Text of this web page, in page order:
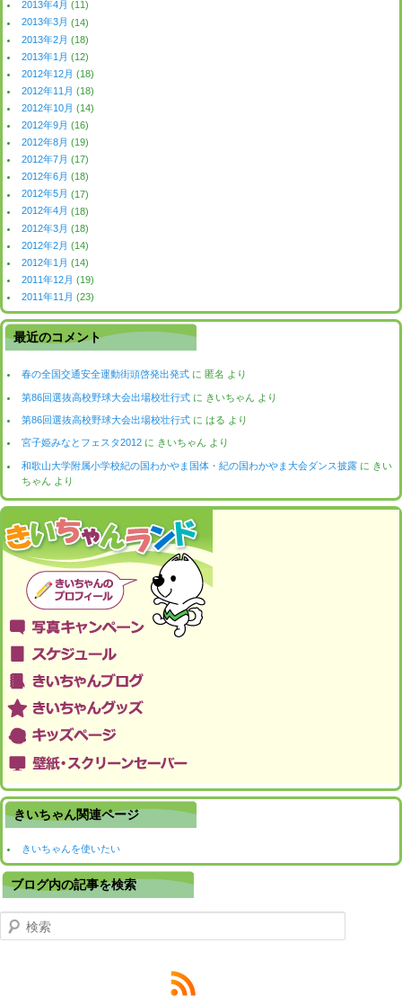
2013年4月 (11)
2013年3月 (14)
2013年2月 (18)
2013年1月 (12)
2012年12月 (18)
2012年11月 (18)
2012年10月 (14)
2012年9月 (16)
2012年8月 (19)
2012年7月 (17)
2012年6月 (18)
2012年5月 (17)
2012年4月 (18)
2012年3月 (18)
2012年2月 (14)
2012年1月 (14)
2011年12月 (19)
2011年11月 (23)
最近のコメント
春の全国交通安全運動街頭啓発出発式 に匿名 より
第86回選抜高校野球大会出場校壮行式 に きいちゃん より
第86回選抜高校野球大会出場校壮行式 にはる より
宮子姫みなとフェスタ2012 に きいちゃん より
和歌山大学附属小学校紀の国わかやま国体・紀の国わかやま大会ダンス披露 に きい
ちゃん より
きいちゃん関連ページ
きいちゃんを使いたい
ブログ内の記事を検索
検索